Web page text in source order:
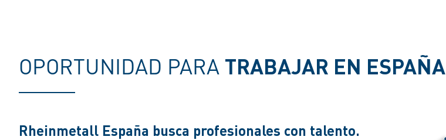
OPORTUNIDAD PARA TRABAJAR EN ESPAÑA
Rheinmetall España busca profesionales con talento.